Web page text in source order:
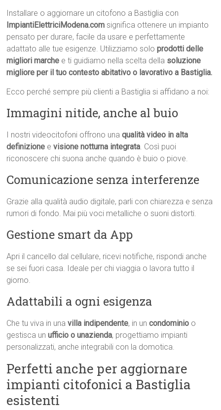
Installare o aggiornare un citofono a Bastiglia con
ImpiantiElettriciModena.com significa ottenere un impianto
pensato per durare, facile da usare e perfettamente
adattato alle tue esigenze. Utilizziamo soloprodotti delle
migliori marche e ti guidiamo nella scelta della soluzione
migliore per il tuo contesto abitativo o lavorativo a Bastiglia.
Ecco perché sempre più clienti a Bastiglia si affidano a noi:
Immagini nitide, anche al buio
I nostri videocitofoni offrono unaqualità video in alta
definizione evisione notturna integrata. Così puoi
riconoscere chi suona anche quando è buio o piove.
Comunicazione senza interferenze
Grazie alla qualità audio digitale, parli con chiarezza e senza
rumori di fondo. Mai più voci metalliche o suoni distorti.
Gestione smart da App
Apri il cancello dal cellulare, ricevi notifiche, rispondi anche
se sei fuori casa. Ideale per chi viaggia o lavora tutto il
giorno.
Adattabili a ogni esigenza
Che tu viva in unavilla indipendente, in uncondominio o
gestisca unufficio o unazienda, progettiamo impianti
personalizzati, anche integrabili con la domotica.
Perfetti anche per aggiornare
impianti citofonici a Bastiglia
esistenti